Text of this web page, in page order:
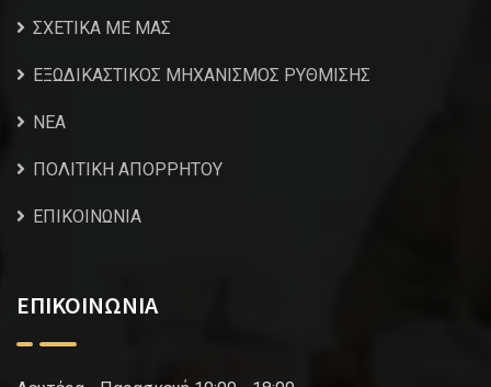
ΣΧΕΤΙΚΑ ΜΕ ΜΑΣ
ΕΞΩΔΙΚΑΣΤΙΚΟΣ ΜΗΧΑΝΙΣΜΟΣ ΡΥΘΜΙΣΗΣ
NEA
ΠΟΛΙΤΙΚΗ ΑΠΟΡΡΗΤΟΥ
ΕΠΙΚΟΙΝΩΝΙΑ
ΕΠΙΚΟΙΝΩΝΙΑ